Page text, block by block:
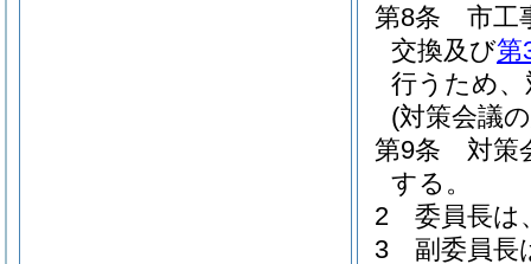
第8条
市工
交換及び第
行うため
(対策会議
第9条
対策
する。
2
委員長は
3
副委員長